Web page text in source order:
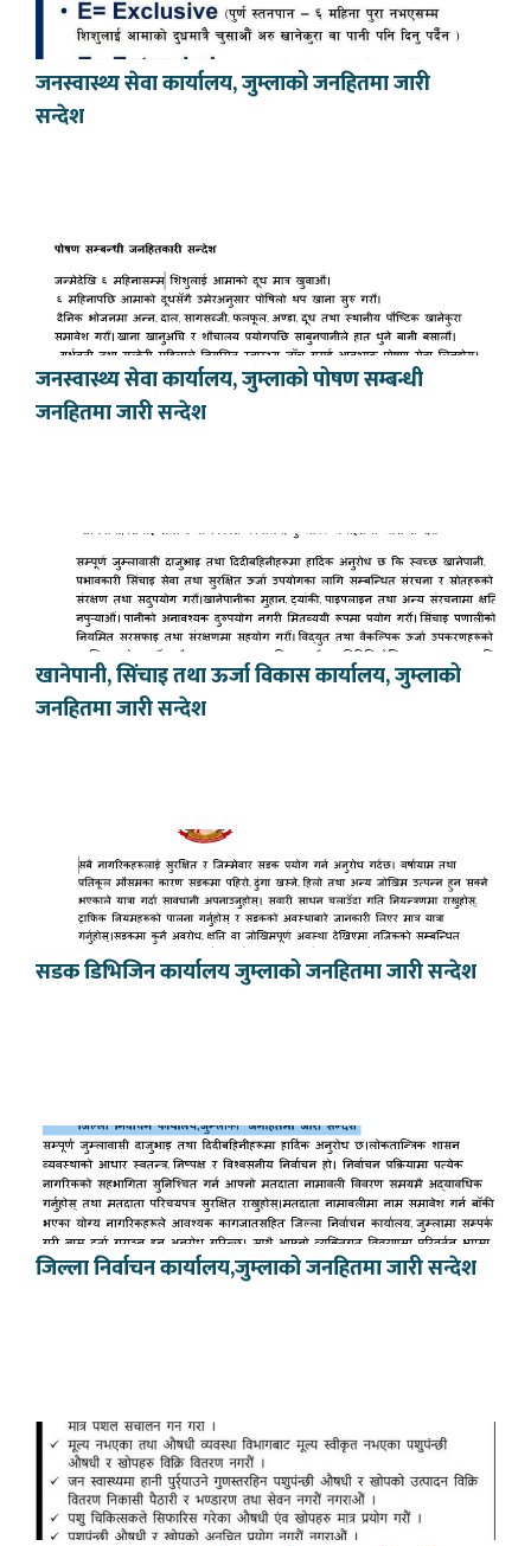
जनस्वास्थ्य सेवा कार्यालय, जुम्लाको जनहितमा जारी
सन्देश
जनस्वास्थ्य सेवा कार्यालय, जुम्लाको पोषण सम्बन्धी
जनहितमा जारी सन्देश
खानेपानी, सिंचाइ तथा ऊर्जा विकास कार्यालय, जुम्लाको
जनहितमा जारी सन्देश
सडक डिभिजिन कार्यालय जुम्लाको जनहितमा जारी सन्देश
जिल्ला निर्वाचन कार्यालय,जुम्लाको जनहितमा जारी सन्देश